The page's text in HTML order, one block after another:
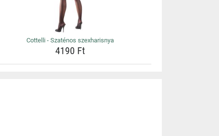
Cottelli - Szaténos szexharisnya
4190 Ft